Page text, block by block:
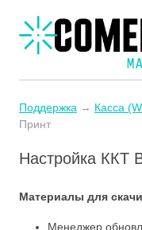
Поддержка → Касса
Принт
Настройка ККТ
Материалы для
Менеджер